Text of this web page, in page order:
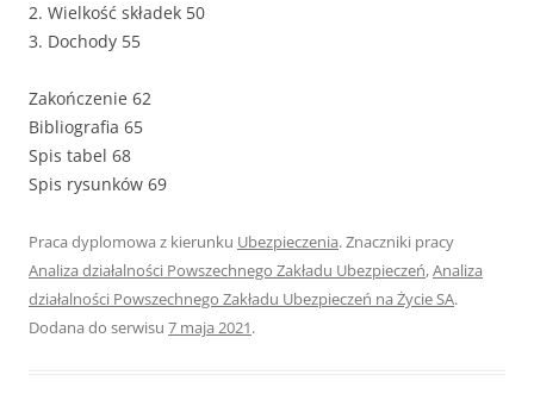
2. Wielkość składek 50
3. Dochody 55
Zakończenie 62
Bibliografia 65
Spis tabel 68
Spis rysunków 69
Praca dyplomowa z kierunku Ubezpieczenia. Znaczniki pracy
Analiza działalności Powszechnego Zakładu Ubezpieczeń,Analiza
działalności Powszechnego Zakładu Ubezpieczeń na Życie SA.
Dodana do serwisu 7 maja 2021.